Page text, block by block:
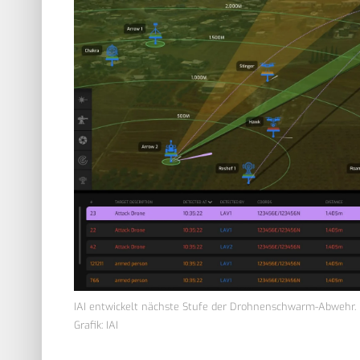
IAI entwickelt nächste Stufe der Drohnenschwarm-Abwehr.
Grafik: IAI